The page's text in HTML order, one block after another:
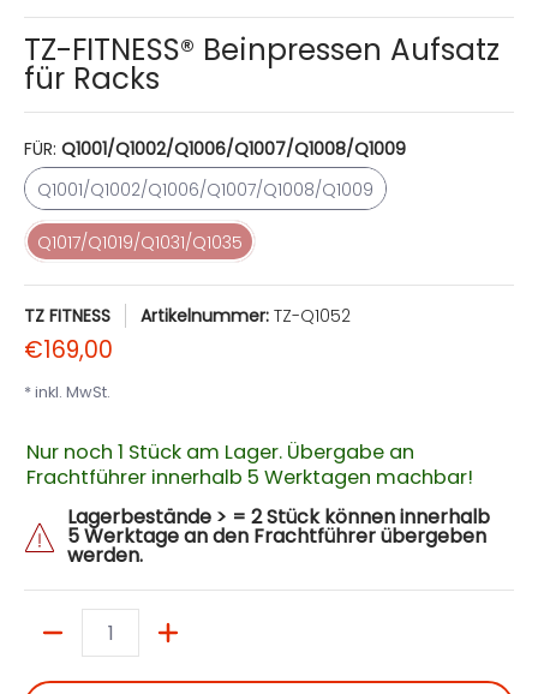
TZ-FITNESS® Beinpressen Aufsatz
für Racks
FÜR: Q1001/Q1002/Q1006/Q1007/Q1008/Q1009
Q1001/Q1002/Q1006/Q1007/Q1008/Q1009
Q1001/Q1002/Q1006/Q1007/Q1008/Q1009
Q1017/Q1019/Q1031/Q1035
Q1017/Q1019/Q1031/Q1035
TZ FITNESS Artikelnummer: TZ-Q1052
€169,00
* inkl. MwSt.
Nur noch 1 Stück am Lager. Übergabe an
Frachtführer innerhalb 5 Werktagen machbar!
Lagerbestände > = 2 Stück können innerhalb
5 Werktage an den Frachtführer übergeben
werden.